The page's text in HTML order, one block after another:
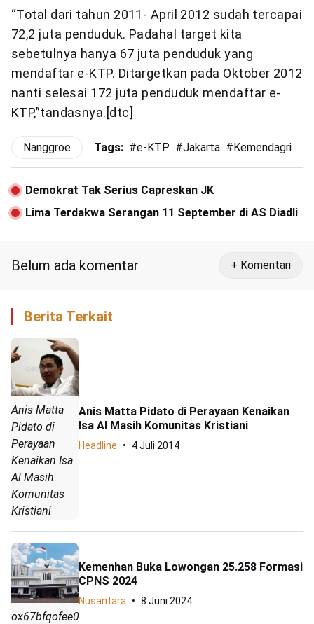
“Total dari tahun 2011- April 2012 sudah tercapai
72,2 juta penduduk. Padahal target kita
sebetulnya hanya 67 juta penduduk yang
mendaftar e-KTP. Ditargetkan pada Oktober 2012
nanti selesai 172 juta penduduk mendaftar e-
KTP,”tandasnya.[dtc]
Nanggroe Tags: #e-KTP #Jakarta # Kemendagri
Demokrat Tak Serius Capreskan JK
Lima Terdakwa Serangan 11 September di AS Diadli
Belum ada komentar + Komentari
Berita Terkait
Anis Matta
Pidato di
Perayaan
Kenaikan Isa
Al Masih
Komunitas
Kristiani
Anis Matta Pidato di Perayaan Kenaikan
Isa Al Masih Komunitas Kristiani
Headline 4 Juli 2014
ox67bfqofee0xj6
Kemenhan Buka Lowongan 25.258 Formasi
CPNS 2024
Nusantara 8 Juni 2024